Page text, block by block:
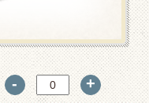
- +